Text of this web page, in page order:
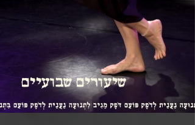
שיעורים שבועיים